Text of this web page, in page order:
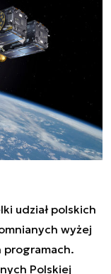
udział polskich
wyżej
programach.
Polskiej